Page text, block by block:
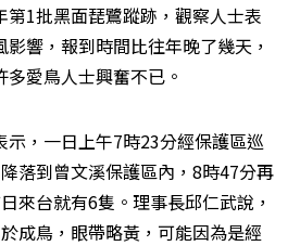
第1批黑面琵鷺蹤跡，觀察人士表
響，報到時間比往年晚了幾天，
愛鳥人士興奮不已。
示，一日上午7時23分經保護區巡
落到曾文溪保護區內，8時47分再
來台就有6隻。理事長邱仁武說，
成鳥，眼帶略黃，可能因為是經